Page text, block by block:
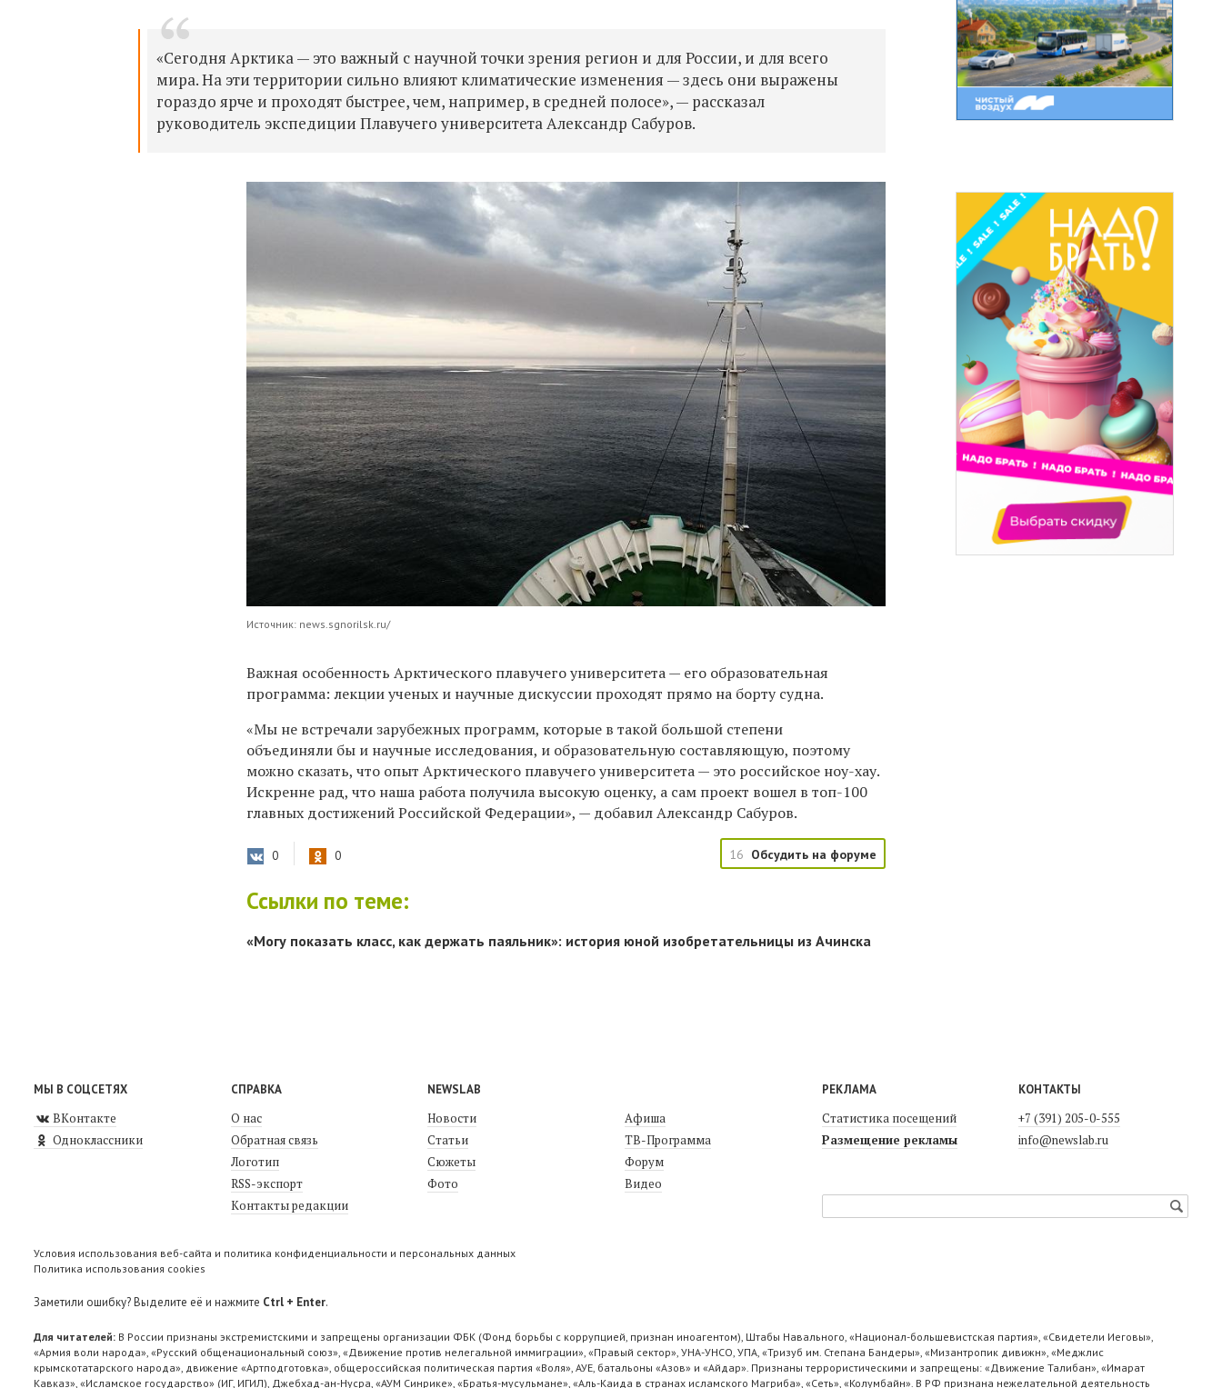
«Сегодня Арктика — это важный с научной точки зрения регион и для России, и для всего
мира. На эти территории сильно влияют климатические изменения — здесь они выражены
гораздо ярче и проходят быстрее, чем, например, в средней полосе», — рассказал
руководитель экспедиции Плавучего университета Александр Сабуров.
Источник: news.sgnorilsk.ru/
Важная особенность Арктического плавучего университета — его образовательная
программа: лекции ученых и научные дискуссии проходят прямо на борту судна.
«Мы не встречали зарубежных программ, которые в такой большой степени
объединяли бы и научные исследования, и образовательную составляющую, поэтому
можно сказать, что опыт Арктического плавучего университета — это российское ноу-хау.
Искренне рад, что наша работа получила высокую оценку, а сам проект вошел в топ-100
главных достижений Российской Федерации», — добавил Александр Сабуров.
0 0 16 Обсудить на форуме
Ссылки по теме:
«Могу показать класс, как держать паяльник»: история юной изобретательницы из Ачинска
МЫ В СОЦСЕТЯХ
ВКонтакте
Одноклассники
СПРАВКА
О нас
Обратная связь
Логотип
RSS-экспорт
Контакты редакции
NEWSLAB
Новости
Статьи
Сюжеты
Фото
Афиша
ТВ-Программа
Форум
Видео
РЕКЛАМА
Статистика посещений
Размещение рекламы
КОНТАКТЫ
+7 (391) 205-0-555
info@newslab.ru
Условия использования веб-сайта и политика конфиденциальности и персональных данных
Политика использования cookies
Заметили ошибку? Выделите её и нажмите Ctrl + Enter.
Для читателей: В России признаны экстремистскими и запрещены организации ФБК (Фонд борьбы с коррупцией, признан иноагентом), Штабы Навального, «Национал-большевистская партия», «Свидетели Иеговы»,
«Армия воли народа», «Русский общенациональный союз», «Движение против нелегальной иммиграции», «Правый сектор», УНА-УНСО, УПА, «Тризуб им. Степана Бандеры», «Мизантропик дивижн», «Меджлис
крымскотатарского народа», движение «Артподготовка», общероссийская политическая партия «Воля», АУЕ, батальоны «Азов» и «Айдар». Признаны террористическими и запрещены: «Движение Талибан», «Имарат
Кавказ», «Исламское государство» (ИГ, ИГИЛ), Джебхад-ан-Нусра, «АУМ Синрике», «Братья-мусульмане», «Аль-Каида в странах исламского Магриба», «Сеть», «Колумбайн». В РФ признана нежелательной деятельность